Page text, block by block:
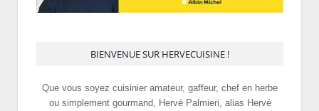
BIENVENUE SUR HERVECUISINE !
Que vous soyez cuisinier amateur, gaffeur, chef en herbe
ou simplement gourmand, Hervé Palmieri, alias Hervé